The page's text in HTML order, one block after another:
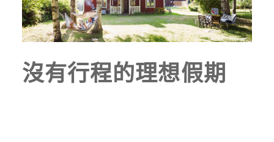
沒有行程的理想假期